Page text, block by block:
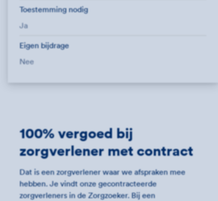
Toestemming nodig
Ja
Eigen bijdrage
Nee
100% vergoed bij
zorgverlener met contract
Dat is een zorgverlener waar we afspraken mee
hebben. Je vindt onze gecontracteerde
zorgverleners in de Zorgzoeker. Bij een